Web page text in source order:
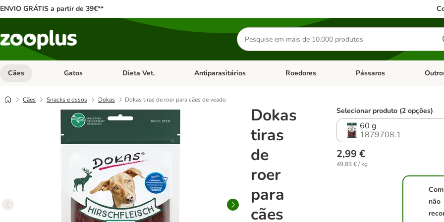
ENVIO GRÁTIS a partir de 39€**
Pesquisar
produtos
Cães Abrir menu de categoria: Cães
Gatos Abrir menu de categoria: Gatos
Dieta Vet. Abrir menu de categoria: Dieta Vet.
Antiparasitários Abrir menu de categoria: Antiparasitários
Roedores Abrir menu de categoria:
Pássaros Abrir
Cães Snacks e ossos Dokas Dokas tiras de roer para cães de veado
Dokas
tiras
de
roer
para
cães
Selecionar produto (2 opções)
60 g
1879708.1
2,99 €
49,83 € / kg
não